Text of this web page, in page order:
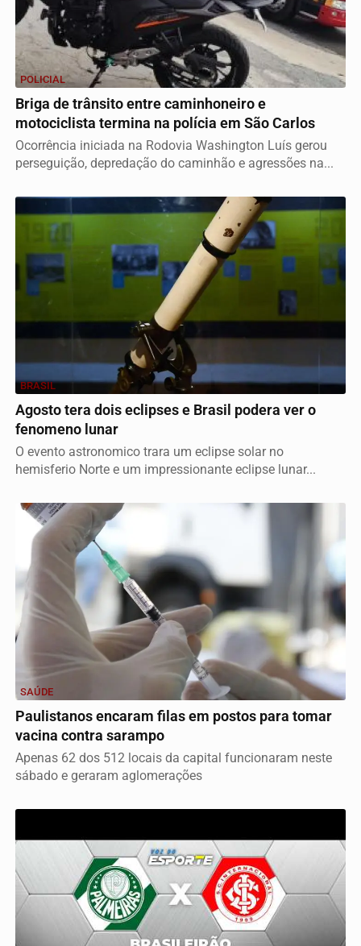
POLICIAL
Briga de trânsito entre caminhoneiro e
motociclista termina na polícia em São Carlos
Ocorrência iniciada na Rodovia Washington Luís gerou
perseguição, depredação do caminhão e agressões na...
BRASIL
Agosto tera dois eclipses e Brasil podera ver o
fenomeno lunar
O evento astronomico trara um eclipse solar no
hemisferio Norte e um impressionante eclipse lunar...
SAÚDE
Paulistanos encaram filas em postos para tomar
vacina contra sarampo
Apenas 62 dos 512 locais da capital funcionaram neste
sábado e geraram aglomerações